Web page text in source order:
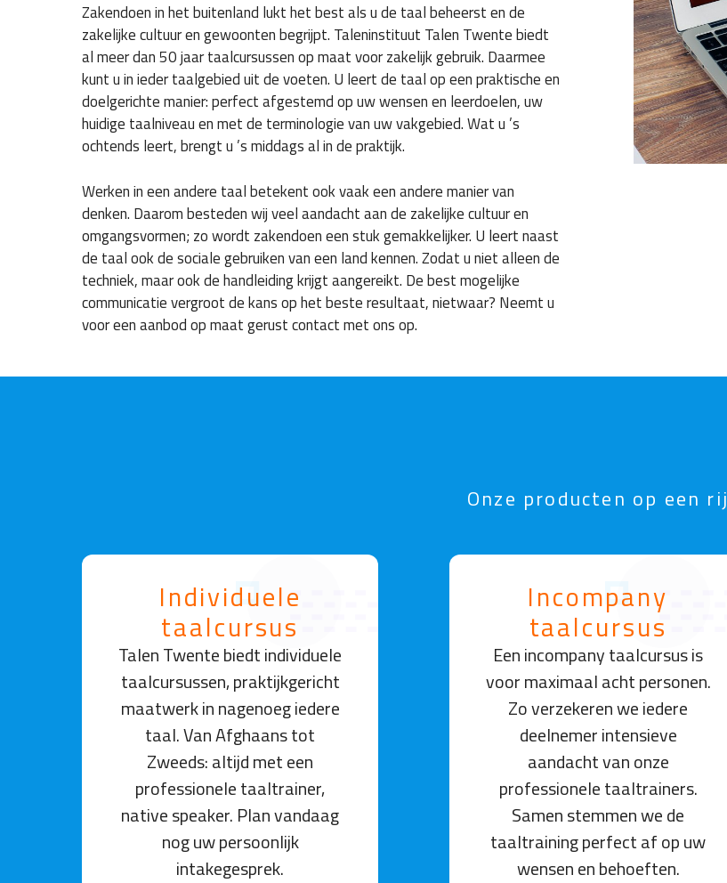
Zakendoen in het buitenland lukt het best als u de taal beheerst en de
zakelijke cultuur en gewoonten begrijpt. Taleninstituut Talen Twente biedt
al meer dan 50 jaar taalcursussen op maat voor zakelijk gebruik. Daarmee
kunt u in ieder taalgebied uit de voeten. U leert de taal op een praktische en
doelgerichte manier: perfect afgestemd op uw wensen en leerdoelen, uw
huidige taalniveau en met de terminologie van uw vakgebied. Wat u ’s
ochtends leert, brengt u ’s middags al in de praktijk.
Werken in een andere taal betekent ook vaak een andere manier van
denken. Daarom besteden wij veel aandacht aan de zakelijke cultuur en
omgangsvormen; zo wordt zakendoen een stuk gemakkelijker. U leert naast
de taal ook de sociale gebruiken van een land kennen. Zodat u niet alleen de
techniek, maar ook de handleiding krijgt aangereikt. De best mogelijke
communicatie vergroot de kans op het beste resultaat, nietwaar? Neemt u
voor een aanbod op maat gerust contact met ons op.
Onze producten op een rij
Individuele
taalcursus
Talen Twente biedt individuele
taalcursussen, praktijkgericht
maatwerk in nagenoeg iedere
taal. Van Afghaans tot
Zweeds: altijd met een
professionele taaltrainer,
native speaker. Plan vandaag
nog uw persoonlijk
intakegesprek.
Incompany
taalcursus
Een incompany taalcursus is
voor maximaal acht personen.
Zo verzekeren we iedere
deelnemer intensieve
aandacht van onze
professionele taaltrainers.
Samen stemmen we de
taaltraining perfect af op uw
wensen en behoeften.